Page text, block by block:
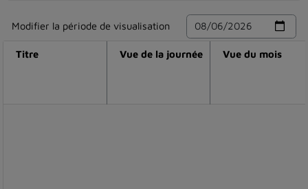
Modifier la période de visualisation
Titre Vue de la journée Vue du mois